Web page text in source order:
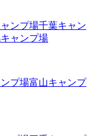
ンプ場千葉キャン
キャンプ場
プ場富山キャンプ